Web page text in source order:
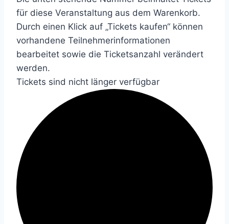
für diese Veranstaltung aus dem Warenkorb.
Durch einen Klick auf „Tickets kaufen“ können
vorhandene Teilnehmerinformationen
bearbeitet sowie die Ticketsanzahl verändert
werden.
Tickets sind nicht länger verfügbar